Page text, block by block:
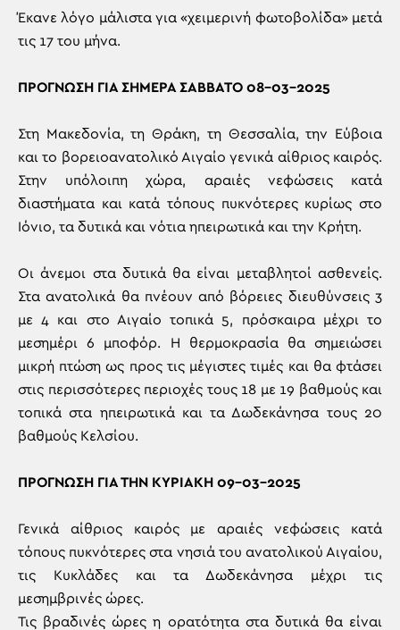
Έκανε λόγο μάλιστα για «χειμερινή φωτοβολίδα» μετά
τις 17 του μήνα.
ΠΡΟΓΝΩΣΗ ΓΙΑ ΣΗΜΕΡΑ ΣΑΒΒΑΤΟ 08-03-2025
Στη Μακεδονία, τη Θράκη, τη Θεσσαλία, την Εύβοια
και το βορειοανατολικό Αιγαίο γενικά αίθριος καιρός.
Στην υπόλοιπη χώρα, αραιές νεφώσεις κατά
διαστήματα και κατά τόπους πυκνότερες κυρίως στο
Ιόνιο, τα δυτικά και νότια ηπειρωτικά και την Κρήτη.
Οι άνεμοι στα δυτικά θα είναι μεταβλητοί ασθενείς.
Στα ανατολικά θα πνέουν από βόρειες διευθύνσεις 3
με 4 και στο Αιγαίο τοπικά 5, πρόσκαιρα μέχρι το
μεσημέρι 6 μποφόρ. Η θερμοκρασία θα σημειώσει
μικρή πτώση ως προς τις μέγιστες τιμές και θα φτάσει
στις περισσότερες περιοχές τους 18 με 19 βαθμούς και
τοπικά στα ηπειρωτικά και τα Δωδεκάνησα τους 20
βαθμούς Κελσίου.
ΠΡΟΓΝΩΣΗ ΓΙΑ ΤΗΝ ΚΥΡΙΑΚΗ 09-03-2025
Γενικά αίθριος καιρός με αραιές νεφώσεις κατά
τόπους πυκνότερες στα νησιά του ανατολικού Αιγαίου,
τις Κυκλάδες και τα Δωδεκάνησα μέχρι τις
μεσημβρινές ώρες.
Τις βραδινές ώρες η ορατότητα στα δυτικά θα είναι